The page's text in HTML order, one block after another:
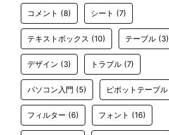
コメント (8) シート (7)
テキストボックス (10) テーブル (3)
デザイン (3) トラブル (7)
パソコン入門 (5) ピボットテーブル
フィルター (6) フォント (16)